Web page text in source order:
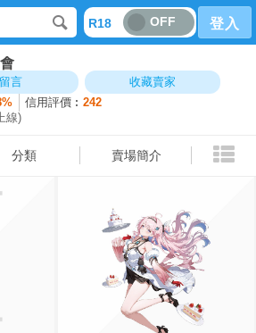
R18 OFF 登入
留言
收藏賣家
信用評價︰242
線)
分類 賣場簡介
分類